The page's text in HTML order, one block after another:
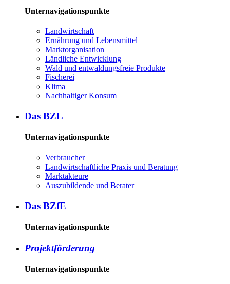
Unternavigationspunkte
Land­wirt­schaft
Er­näh­rung und Le­bens­mit­tel
Markt­or­ga­ni­sa­ti­on
Länd­li­che Ent­wick­lung
Wald und ent­wal­dungs­freie Pro­duk­te
Fi­sche­rei
Kli­ma
Nach­hal­ti­ger Kon­sum
Das BZL
Unternavigationspunkte
Ver­brau­cher
Land­wirtschaft­liche Pra­xis und Be­ra­tung
Mark­tak­teu­re
Aus­zu­bil­den­de und Be­ra­ter
Das BZ­fE
Unternavigationspunkte
Pro­jekt­för­de­rung
Unternavigationspunkte